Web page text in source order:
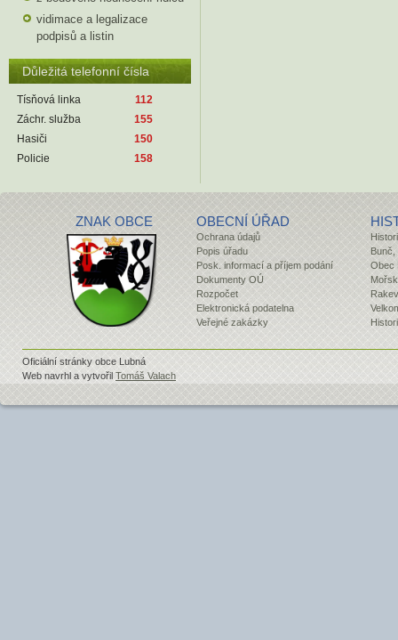
vidimace a legalizace
podpisů a listin
Důležitá telefonní čísla
Tísňová linka
112
Záchr. služba
155
Hasiči
150
Policie
158
ZNAK OBCE OBECNÍ ÚŘAD
Ochrana údajů
Popis úřadu
Posk. informací a příjem podání
Dokumenty OÚ
Rozpočet
Elektronická podatelna
Veřejné zakázky
Obec
Oficiální stránky obce Lubná
Web navrhl a vytvořil Tomáš Valach